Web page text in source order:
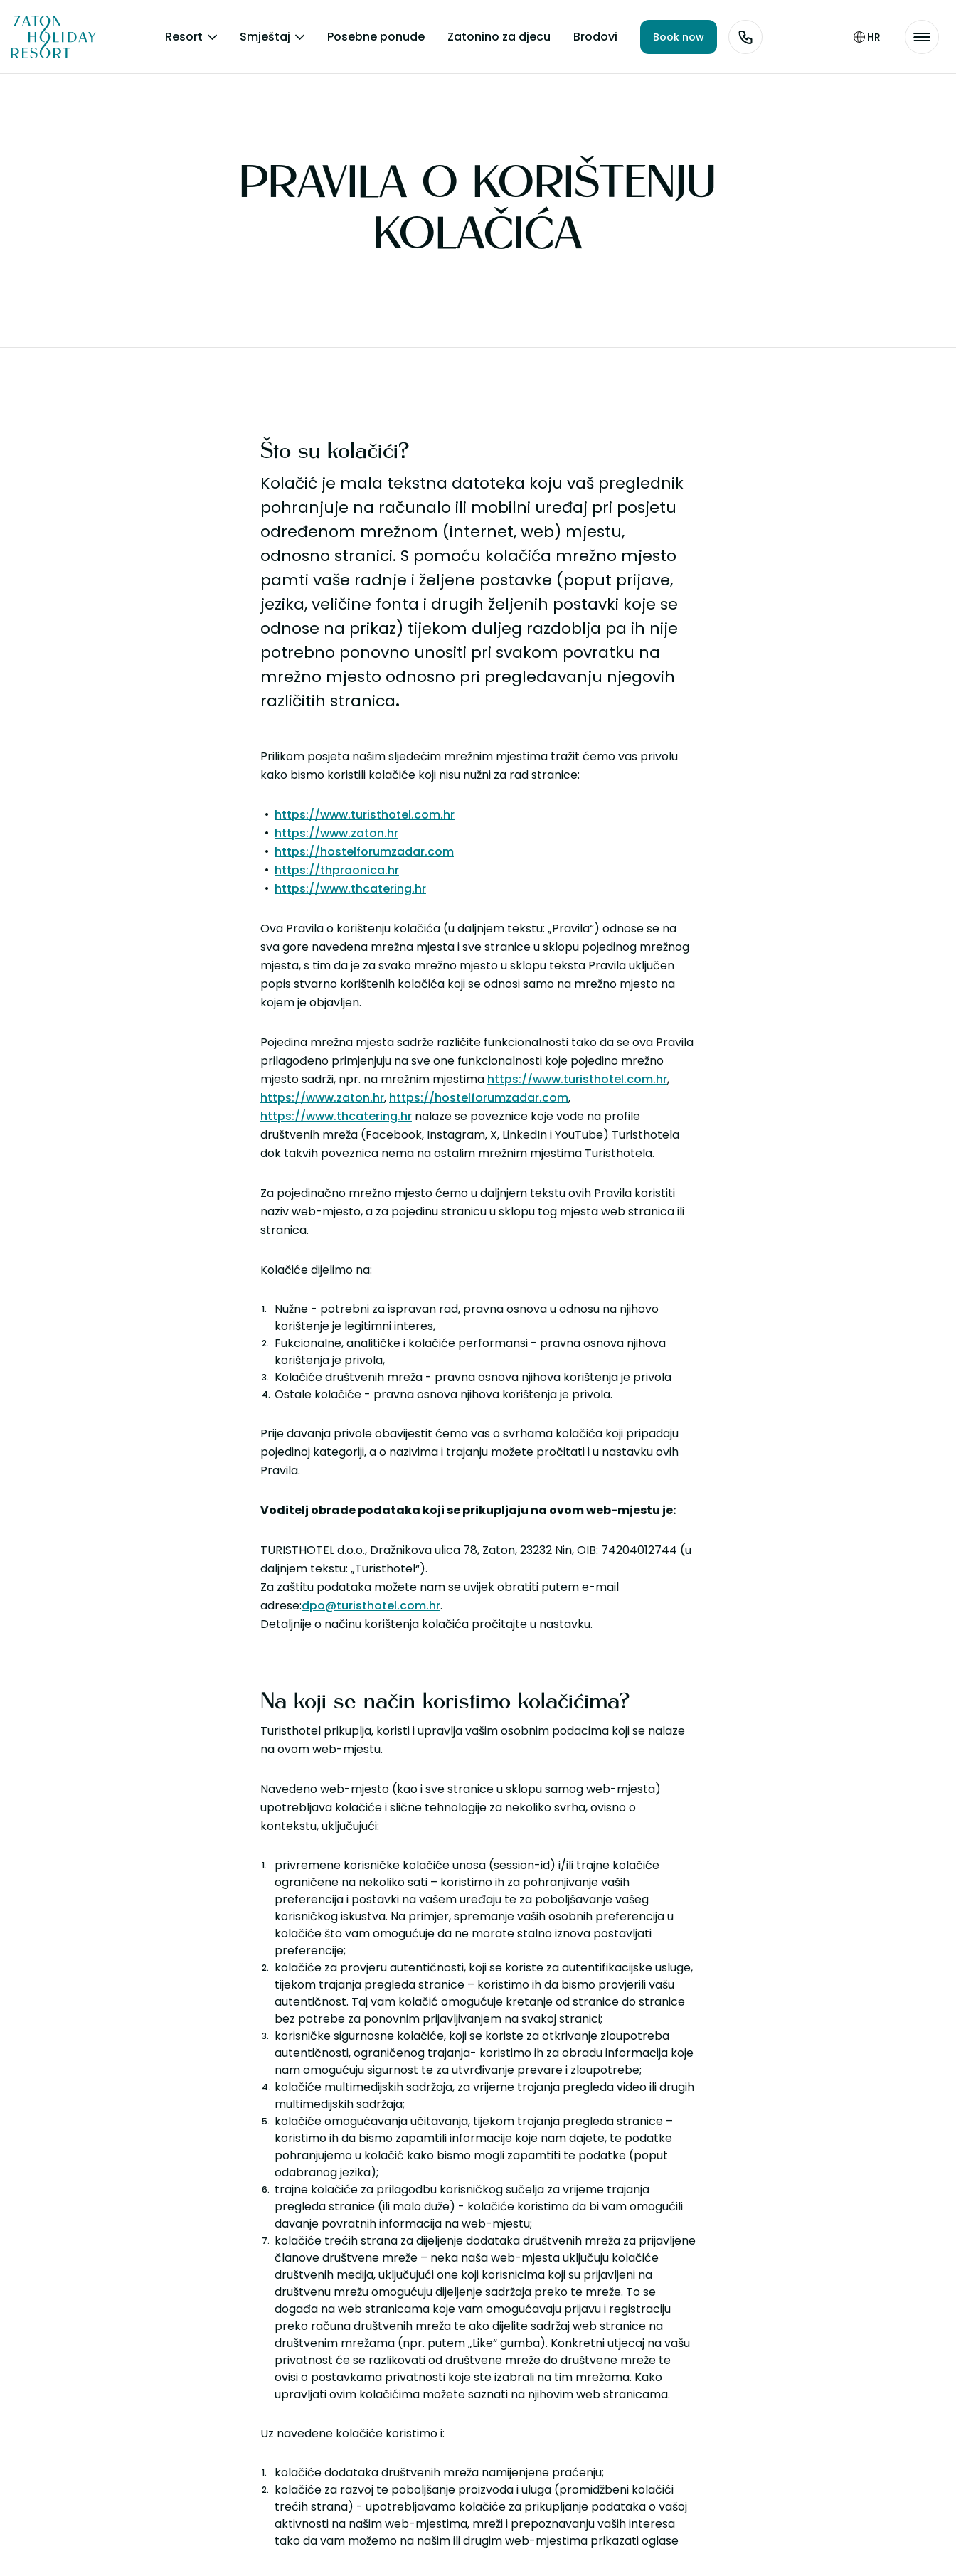
Resort Smještaj Posebne ponude Zatonino za djecu Brodovi Book now HR
PRAVILA O KORIŠTENJU
KOLAČIĆA
Što su kolačići?
Kolačić je mala tekstna datoteka koju vaš preglednik
pohranjuje na računalo ili mobilni uređaj pri posjetu
određenom mrežnom (internet, web) mjestu,
odnosno stranici. S pomoću kolačića mrežno mjesto
pamti vaše radnje i željene postavke (poput prijave,
jezika, veličine fonta i drugih željenih postavki koje se
odnose na prikaz) tijekom duljeg razdoblja pa ih nije
potrebno ponovno unositi pri svakom povratku na
mrežno mjesto odnosno pri pregledavanju njegovih
različitih stranica.
Prilikom posjeta našim sljedećim mrežnim mjestima tražit ćemo vas privolu
kako bismo koristili kolačiće koji nisu nužni za rad stranice:
https://www.turisthotel.com.hr
https://www.zaton.hr
https://hostelforumzadar.com
https://thpraonica.hr
https://www.thcatering.hr
Ova Pravila o korištenju kolačića (u daljnjem tekstu: „Pravila“) odnose se na
sva gore navedena mrežna mjesta i sve stranice u sklopu pojedinog mrežnog
mjesta, s tim da je za svako mrežno mjesto u sklopu teksta Pravila uključen
popis stvarno korištenih kolačića koji se odnosi samo na mrežno mjesto na
kojem je objavljen.
Pojedina mrežna mjesta sadrže različite funkcionalnosti tako da se ova Pravila
prilagođeno primjenjuju na sve one funkcionalnosti koje pojedino mrežno
mjesto sadrži, npr. na mrežnim mjestima https://www.turisthotel.com.hr,
https://www.zaton.hr, https://hostelforumzadar.com,
https://www.thcatering.hr nalaze se poveznice koje vode na profile
društvenih mreža (Facebook, Instagram, X, LinkedIn i YouTube) Turisthotela
dok takvih poveznica nema na ostalim mrežnim mjestima Turisthotela.
Za pojedinačno mrežno mjesto ćemo u daljnjem tekstu ovih Pravila koristiti
naziv web-mjesto, a za pojedinu stranicu u sklopu tog mjesta web stranica ili
stranica.
Kolačiće dijelimo na:
Nužne - potrebni za ispravan rad, pravna osnova u odnosu na njihovo
korištenje je legitimni interes,
Fukcionalne, analitičke i kolačiće performansi - pravna osnova njihova
korištenja je privola,
Kolačiće društvenih mreža - pravna osnova njihova korištenja je privola
Ostale kolačiće - pravna osnova njihova korištenja je privola.
Prije davanja privole obavijestit ćemo vas o svrhama kolačića koji pripadaju
pojedinoj kategoriji, a o nazivima i trajanju možete pročitati i u nastavku ovih
Pravila.
Voditelj obrade podataka koji se prikupljaju na ovom web-mjestu je:
TURISTHOTEL d.o.o., Dražnikova ulica 78, Zaton, 23232 Nin, OIB: 74204012744 (u
daljnjem tekstu: „Turisthotel“).
Za zaštitu podataka možete nam se uvijek obratiti putem e-mail
adrese:dpo@turisthotel.com.hr.
Detaljnije o načinu korištenja kolačića pročitajte u nastavku.
Na koji se način koristimo kolačićima?
Turisthotel prikuplja, koristi i upravlja vašim osobnim podacima koji se nalaze
na ovom web-mjestu.
Navedeno web-mjesto (kao i sve stranice u sklopu samog web-mjesta)
upotrebljava kolačiće i slične tehnologije za nekoliko svrha, ovisno o
kontekstu, uključujući:
privremene korisničke kolačiće unosa (session-id) i/ili trajne kolačiće
ograničene na nekoliko sati – koristimo ih za pohranjivanje vaših
preferencija i postavki na vašem uređaju te za poboljšavanje vašeg
korisničkog iskustva. Na primjer, spremanje vaših osobnih preferencija u
kolačiće što vam omogućuje da ne morate stalno iznova postavljati
preferencije;
kolačiće za provjeru autentičnosti, koji se koriste za autentifikacijske usluge,
tijekom trajanja pregleda stranice – koristimo ih da bismo provjerili vašu
autentičnost. Taj vam kolačić omogućuje kretanje od stranice do stranice
bez potrebe za ponovnim prijavljivanjem na svakoj stranici;
korisničke sigurnosne kolačiće, koji se koriste za otkrivanje zloupotreba
autentičnosti, ograničenog trajanja- koristimo ih za obradu informacija koje
nam omogućuju sigurnost te za utvrđivanje prevare i zloupotrebe;
kolačiće multimedijskih sadržaja, za vrijeme trajanja pregleda video ili drugih
multimedijskih sadržaja;
kolačiće omogućavanja učitavanja, tijekom trajanja pregleda stranice –
koristimo ih da bismo zapamtili informacije koje nam dajete, te podatke
pohranjujemo u kolačić kako bismo mogli zapamtiti te podatke (poput
odabranog jezika);
trajne kolačiće za prilagodbu korisničkog sučelja za vrijeme trajanja
pregleda stranice (ili malo duže) - kolačiće koristimo da bi vam omogućili
davanje povratnih informacija na web-mjestu;
kolačiće trećih strana za dijeljenje dodataka društvenih mreža za prijavljene
članove društvene mreže – neka naša web-mjesta uključuju kolačiće
društvenih medija, uključujući one koji korisnicima koji su prijavljeni na
društvenu mrežu omogućuju dijeljenje sadržaja preko te mreže. To se
događa na web stranicama koje vam omogućavaju prijavu i registraciju
preko računa društvenih mreža te ako dijelite sadržaj web stranice na
društvenim mrežama (npr. putem „Like“ gumba). Konkretni utjecaj na vašu
privatnost će se razlikovati od društvene mreže do društvene mreže te
ovisi o postavkama privatnosti koje ste izabrali na tim mrežama. Kako
upravljati ovim kolačićima možete saznati na njihovim web stranicama.
Uz navedene kolačiće koristimo i:
kolačiće dodataka društvenih mreža namijenjene praćenju;
kolačiće za razvoj te poboljšanje proizvoda i uluga (promidžbeni kolačići
trećih strana) - upotrebljavamo kolačiće za prikupljanje podataka o vašoj
aktivnosti na našim web-mjestima, mreži i prepoznavanju vaših interesa
tako da vam možemo na našim ili drugim web-mjestima prikazati oglase